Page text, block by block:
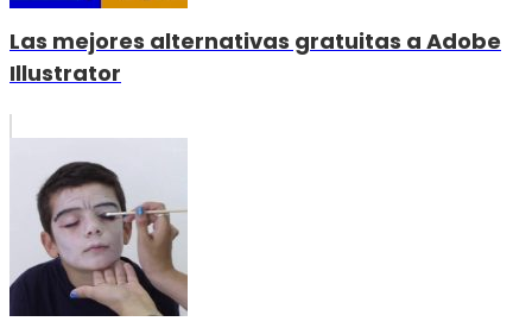
Las mejores alternativas gratuitas a Adobe
Illustrator